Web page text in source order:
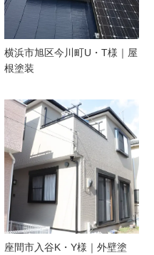
横浜市旭区今川町U・T様｜屋
根塗装
座間市入谷K・Y様｜外壁塗